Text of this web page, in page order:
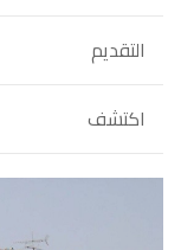
التقديم
اكتشف